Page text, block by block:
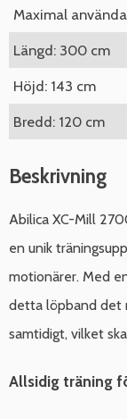
Maximal
Längd: 300 cm
Höjd: 143 cm
Bredd: 120 cm
Beskrivning
Abilica XC-Mill
en unik
motionärer. Med
detta löpband det
samtidigt, vilket
Allsidig träning